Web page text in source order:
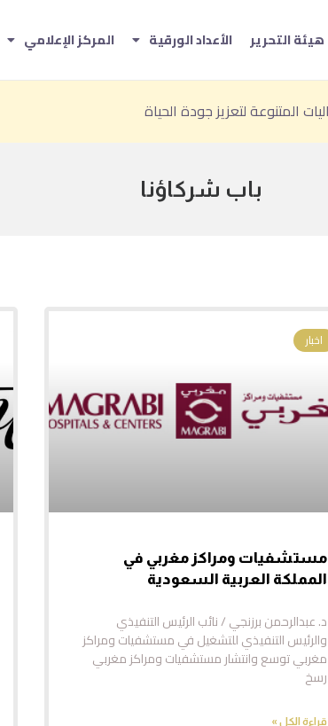
هيئة التحرير الأعداد الورقية المركز الإعلامي
للاستثمار في المقومات الطبيعية والثقافية
السابعة من «جائزة إثراء للفنون»
باب شركاؤنا
اخبار
مستشفيات ومراكز مغربي في
المملكة العربية السعودية
د. عبدالرحمن برزنجي / نائب الرئيس التنفيذي
والرئيس التنفيذي للتشغيل في مستشفيات ومراكز
مغربي توسع وانتشار مستشفيات ومراكز مغربي
رسخ
قراءة الكل »